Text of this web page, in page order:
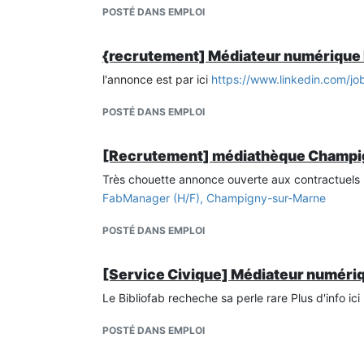
entreprise du 31/03/26 au 03/07/26.
Par ailleurs j’ai réalisé différents travaux en
trépied, conception d’un mini billard.
d’attention afin de devenir le meilleur concepteur
POSTÉ DANS EMPLOI
{recrutement] Médiateur numérique
l'annonce est par ici https://www.linkedin.com/
POSTÉ DANS EMPLOI
[Recrutement] médiathèque
Très chouette annonce ouverte aux
FabManager (H/F), Champigny-sur-Marne
POSTÉ DANS EMPLOI
[Service Civique] Médiateur
Le Bibliofab recheche sa perle rare Plus d'info ici
POSTÉ DANS EMPLOI